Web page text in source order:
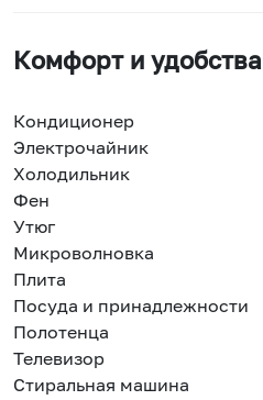
Комфорт и удобства
Кондиционер
Электрочайник
Холодильник
Фен
Утюг
Микроволновка
Плита
Посуда и принадлежности
Полотенца
Телевизор
Стиральная машина